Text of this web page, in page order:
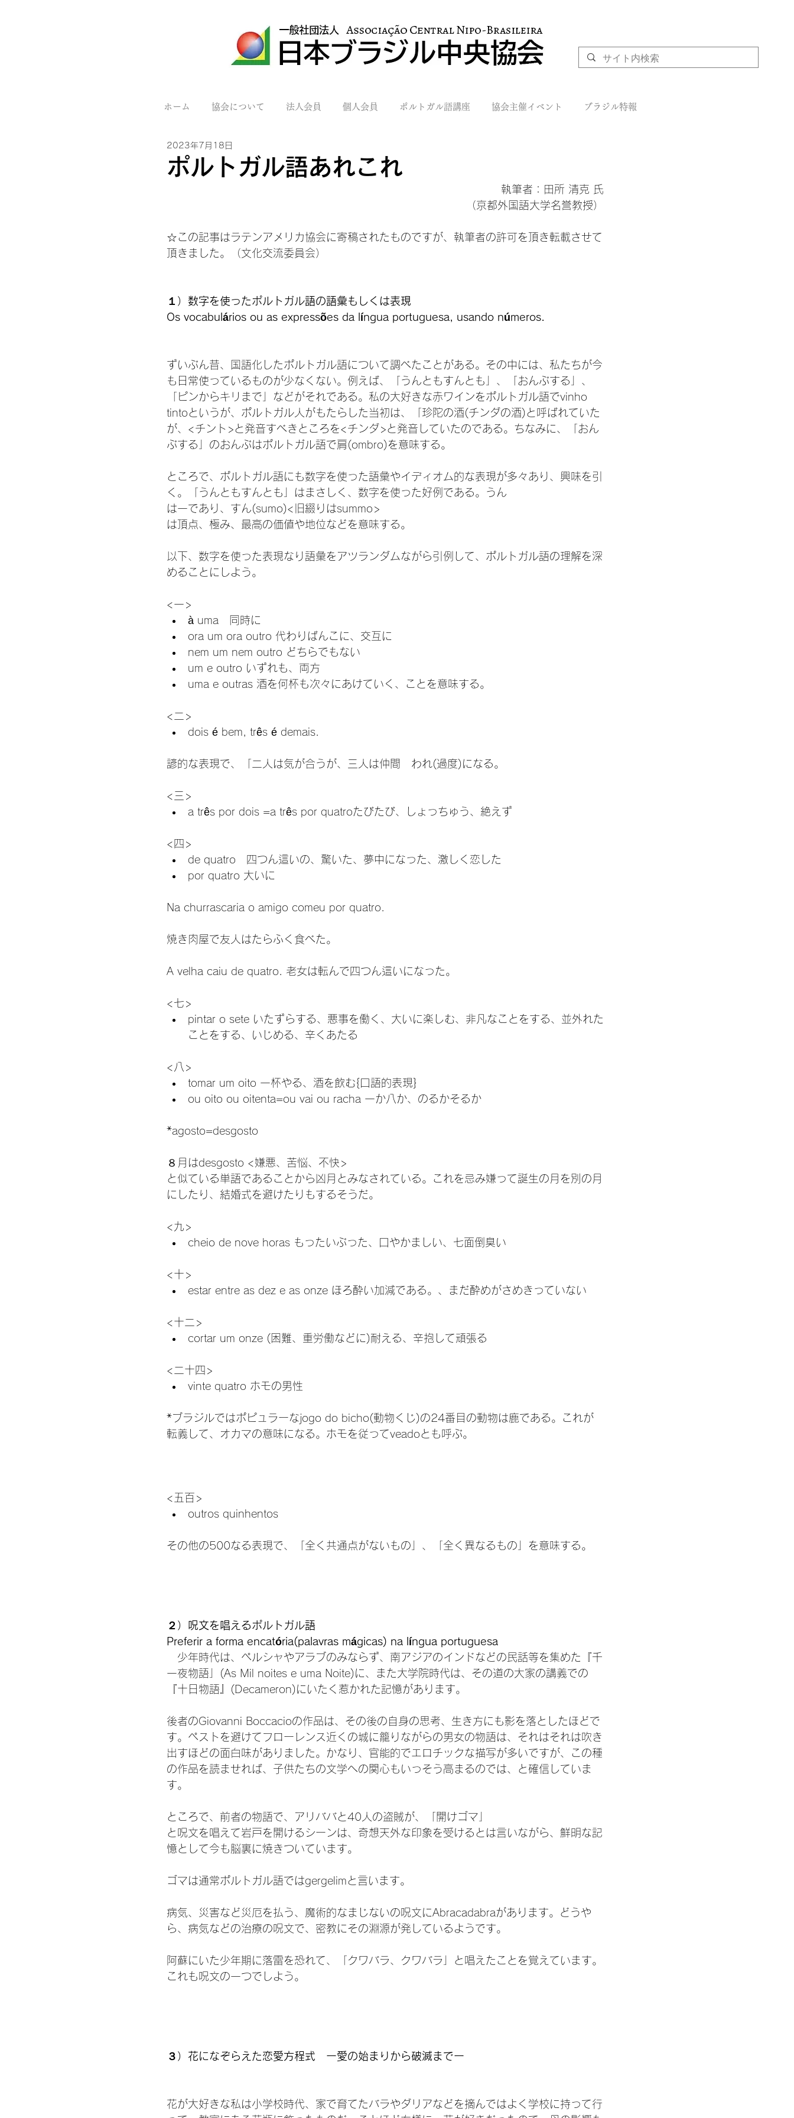
ホーム 協会について 法人会員 個人会員 ポルトガル語講座 協会主催イベント ブラジル特報
ポルトガル語あれこれ
2023年7月18日
執筆者：田所 清克 氏
（京都外国語大学名誉教授）
☆この記事はラテンアメリカ協会に寄稿されたものですが、執筆者の許可を頂き転載させて
頂きました。（文化交流委員会）
１）数字を使ったポルトガル語の語彙もしくは表現
Os vocabulários ou as expressões da língua portuguesa, usando números.
ずいぶん昔、国語化したポルトガル語について調べたことがある。その中には、私たちが今
も日常使っているものが少なくない。例えば、「うんともすんとも」、「おんぶする」、
「ピンからキリまで」などがそれである。私の大好きな赤ワインをポルトガル語でvinho
tintoというが、ポルトガル人がもたらした当初は、「珍陀の酒(チンダの酒)と呼ばれていた
が、<チント>と発音すべきところを<チンダ>と発音していたのである。ちなみに、「おん
ぶする」のおんぶはポルトガル語で肩(ombro)を意味する。
ところで、ポルトガル語にも数字を使った語彙やイディオム的な表現が多々あり、興味を引
く。「うんともすんとも」はまさしく、数字を使った好例である。うん
は一であり、すん(sumo)<旧綴りはsummo>
は頂点、極み、最高の価値や地位などを意味する。
以下、数字を使った表現なり語彙をアツランダムながら引例して、ポルトガル語の理解を深
めることにしよう。
<一>
à uma　同時に
ora um ora outro 代わりばんこに、交互に
nem um nem outro どちらでもない
um e outro いずれも、両方
uma e outras 酒を何杯も次々にあけていく、ことを意味する。
<二>
dois é bem, três é demais.
諺的な表現で、「二人は気が合うが、三人は仲間　われ(過度)になる。
<三>
a três por dois =a três por quatroたびたび、しょっちゅう、絶えず
<四>
de quatro　四つん這いの、驚いた、夢中になった、激しく恋した
por quatro 大いに
Na churrascaria o amigo comeu por quatro.
焼き肉屋で友人はたらふく食べた。
A velha caiu de quatro. 老女は転んで四つん這いになった。
<七>
pintar o sete いたずらする、悪事を働く、大いに楽しむ、非凡なことをする、並外れた
ことをする、いじめる、辛くあたる
<八>
tomar um oito 一杯やる、酒を飲む{口語的表現}
ou oito ou oitenta=ou vai ou racha 一か八か、のるかそるか
*agosto=desgosto
８月はdesgosto <嫌悪、苦悩、不快>
と似ている単語であることから凶月とみなされている。これを忌み嫌って誕生の月を別の月
にしたり、結婚式を避けたりもするそうだ。
<九>
cheio de nove horas もったいぶった、口やかましい、七面倒臭い
<十>
estar entre as dez e as onze ほろ酔い加減である。、まだ酔めがさめきっていない
<十二>
cortar um onze (困難、重労働などに)耐える、辛抱して頑張る
<二十四>
vinte quatro ホモの男性
*ブラジルではポピュラーなjogo do bicho(動物くじ)の24番目の動物は鹿である。これが
転義して、オカマの意味になる。ホモを従ってveadoとも呼ぶ。
<五百>
outros quinhentos
その他の500なる表現で、「全く共通点がないもの」、「全く異なるもの」を意味する。
２）呪文を唱えるポルトガル語
Preferir a forma encatória(palavras mágicas) na língua portuguesa
少年時代は、ペルシャやアラブのみならず、南アジアのインドなどの民話等を集めた『千
一夜物語」(As Mil noites e uma Noite)に、また大学院時代は、その道の大家の講義での
『十日物語』(Decameron)にいたく惹かれた記憶があります。
後者のGiovanni Boccacioの作品は、その後の自身の思考、生き方にも影を落としたほどで
す。ペストを避けてフローレンス近くの城に籠りながらの男女の物語は、それはそれは吹き
出すほどの面白味がありました。かなり、官能的でエロチックな描写が多いですが、この種
の作品を読ませれば、子供たちの文学への関心もいっそう高まるのでは、と確信していま
す。
ところで、前者の物語で、アリババと40人の盗賊が、「開けゴマ」
と呪文を唱えて岩戸を開けるシーンは、奇想天外な印象を受けるとは言いながら、鮮明な記
憶として今も脳裏に焼きついています。
ゴマは通常ポルトガル語ではgergelimと言います。
病気、災害など災厄を払う、魔術的なまじないの呪文にAbracadabraがあります。どうや
ら、病気などの治療の呪文で、密教にその淵源が発しているようです。
阿蘇にいた少年期に落雷を恐れて、「クワバラ、クワバラ」と唱えたことを覚えています。
これも呪文の一つでしよう。
３）花になぞらえた恋愛方程式　ー愛の始まりから破滅までー
花が大好きな私は小学校時代、家で育てたバラやダリアなどを摘んではよく学校に持って行